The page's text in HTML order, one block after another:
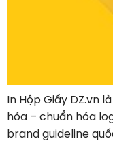
In Hộp Giấy DZ.vn
hóa – chuẩn hóa
brand guideline